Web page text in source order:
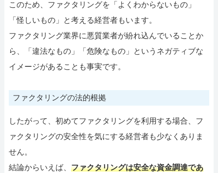
このため、ファクタリングを「よくわからないもの」
「怪しいもの」と考える経営者もいます。
ファクタリング業界に悪質業者が紛れ込んでいることか
ら、「違法なもの」「危険なもの」というネガティブな
イメージがあることも事実です。
ファクタリングの法的根拠
したがって、初めてファクタリングを利用する場合、フ
ァクタリングの安全性を気にする経営者も少なくありま
せん。
結論からいえば、 ファクタリングは安全な資金調達であ